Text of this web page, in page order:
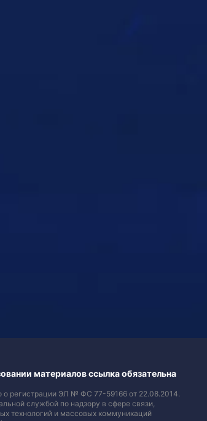
материалов ссылка обязательна
о регистрации ЭЛ № ФС 77-59166 от 22.08.2014.
службой по надзору в сфере связи,
технологий и массовых коммуникаций